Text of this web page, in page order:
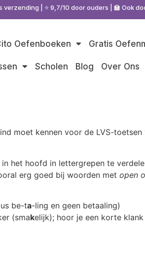
verzending | ⭐ 9,7/10 door ouders | 🏫 Ook
Oefenboeken Gratis
Scholen Blog Over Ons
moet kennen voor de LVS-
het hoofd in lettergrepen te
erg goed bij woorden met open
be-ta-ling en geen betaaling)
(smakelijk); hoor je een korte